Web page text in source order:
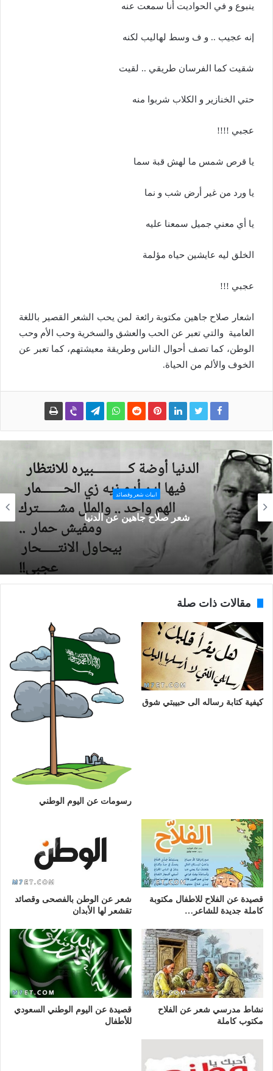
ينبوع و في الحواديت أنا سمعت عنه
إنه عجيب .. و ف وسط لهاليب لكنه
شقيت كما الفرسان طريقي .. لقيت
حتي الخنازير و الكلاب شربوا منه
عجبي !!!!
يا قرص شمس ما لهش قبة سما
يا ورد من غير أرض شب و نما
يا أي معني جميل سمعنا عليه
الخلق ليه عايشين حياه مؤلمة
عجبي !!!
اشعار صلاح جاهين مكتوبة رائعة لمن يحب الشعر القصير باللغة
العامية والتي تعبر عن الحب والعشق والسخرية وحب الأم وحب
الوطن، كما تصف أحوال الناس وطريقة معيشتهم، كما تعبر عن
الخوف والألم من الحياة.
ابيات شعر وقصائد
رباعيات صلاح جاهين عن الحزن
مقالات ذات صلة
كيفية كتابة رساله الى حبيبتي شوق
رسومات عن اليوم الوطني
قصيدة عن الفلاح للاطفال مكتوبة
كاملة جديدة للشاعر…
شعر عن الوطن بالفصحى وقصائد
تقشعر لها الأبدان
نشاط مدرسي شعر عن الفلاح
مكتوب كاملة
قصيدة عن اليوم الوطني السعودي
للأطفال